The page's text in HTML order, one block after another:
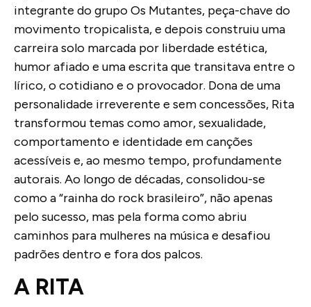
integrante do grupo Os Mutantes, peça-chave do
movimento tropicalista, e depois construiu uma
carreira solo marcada por liberdade estética,
humor afiado e uma escrita que transitava entre o
lírico, o cotidiano e o provocador. Dona de uma
personalidade irreverente e sem concessões, Rita
transformou temas como amor, sexualidade,
comportamento e identidade em canções
acessíveis e, ao mesmo tempo, profundamente
autorais. Ao longo de décadas, consolidou-se
como a “rainha do rock brasileiro”, não apenas
pelo sucesso, mas pela forma como abriu
caminhos para mulheres na música e desafiou
padrões dentro e fora dos palcos.
A RITA